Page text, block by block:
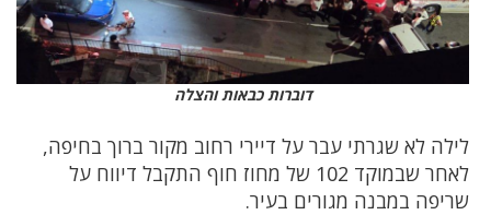
דוברות כבאות והצלה
לילה לא שגרתי עבר על דיירי רחוב מקור ברוך בחיפה,
לאחר שבמוקד 102 של מחוז חוף התקבל דיווח על
שריפה במבנה מגורים בעיר.